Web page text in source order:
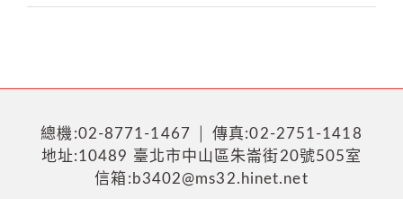
總機:02-8771-1467 │ 傳真:02-2751-1418
地址:10489 臺北市中山區朱崙街20號505室
信箱:b3402@ms32.hinet.net